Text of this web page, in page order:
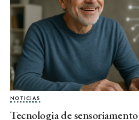
NOTICIAS
Tecnologia de